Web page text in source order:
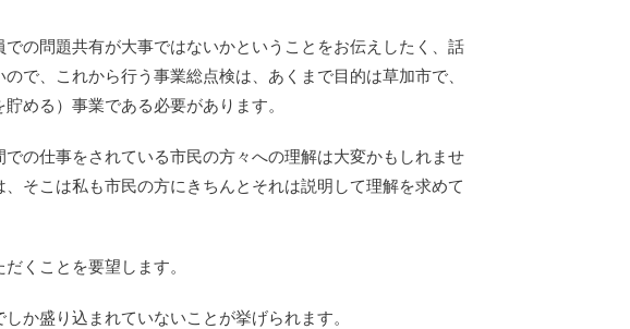
の問題共有が大事ではないかということをお伝えしたく、話
で、これから行う事業総点検は、あくまで目的は草加市で、
める）事業である必要があります。
の仕事をされている市民の方々への理解は大変かもしれませ
そこは私も市民の方にきちんとそれは説明して理解を求めて
くことを要望します。
か盛り込まれていないことが挙げられます。